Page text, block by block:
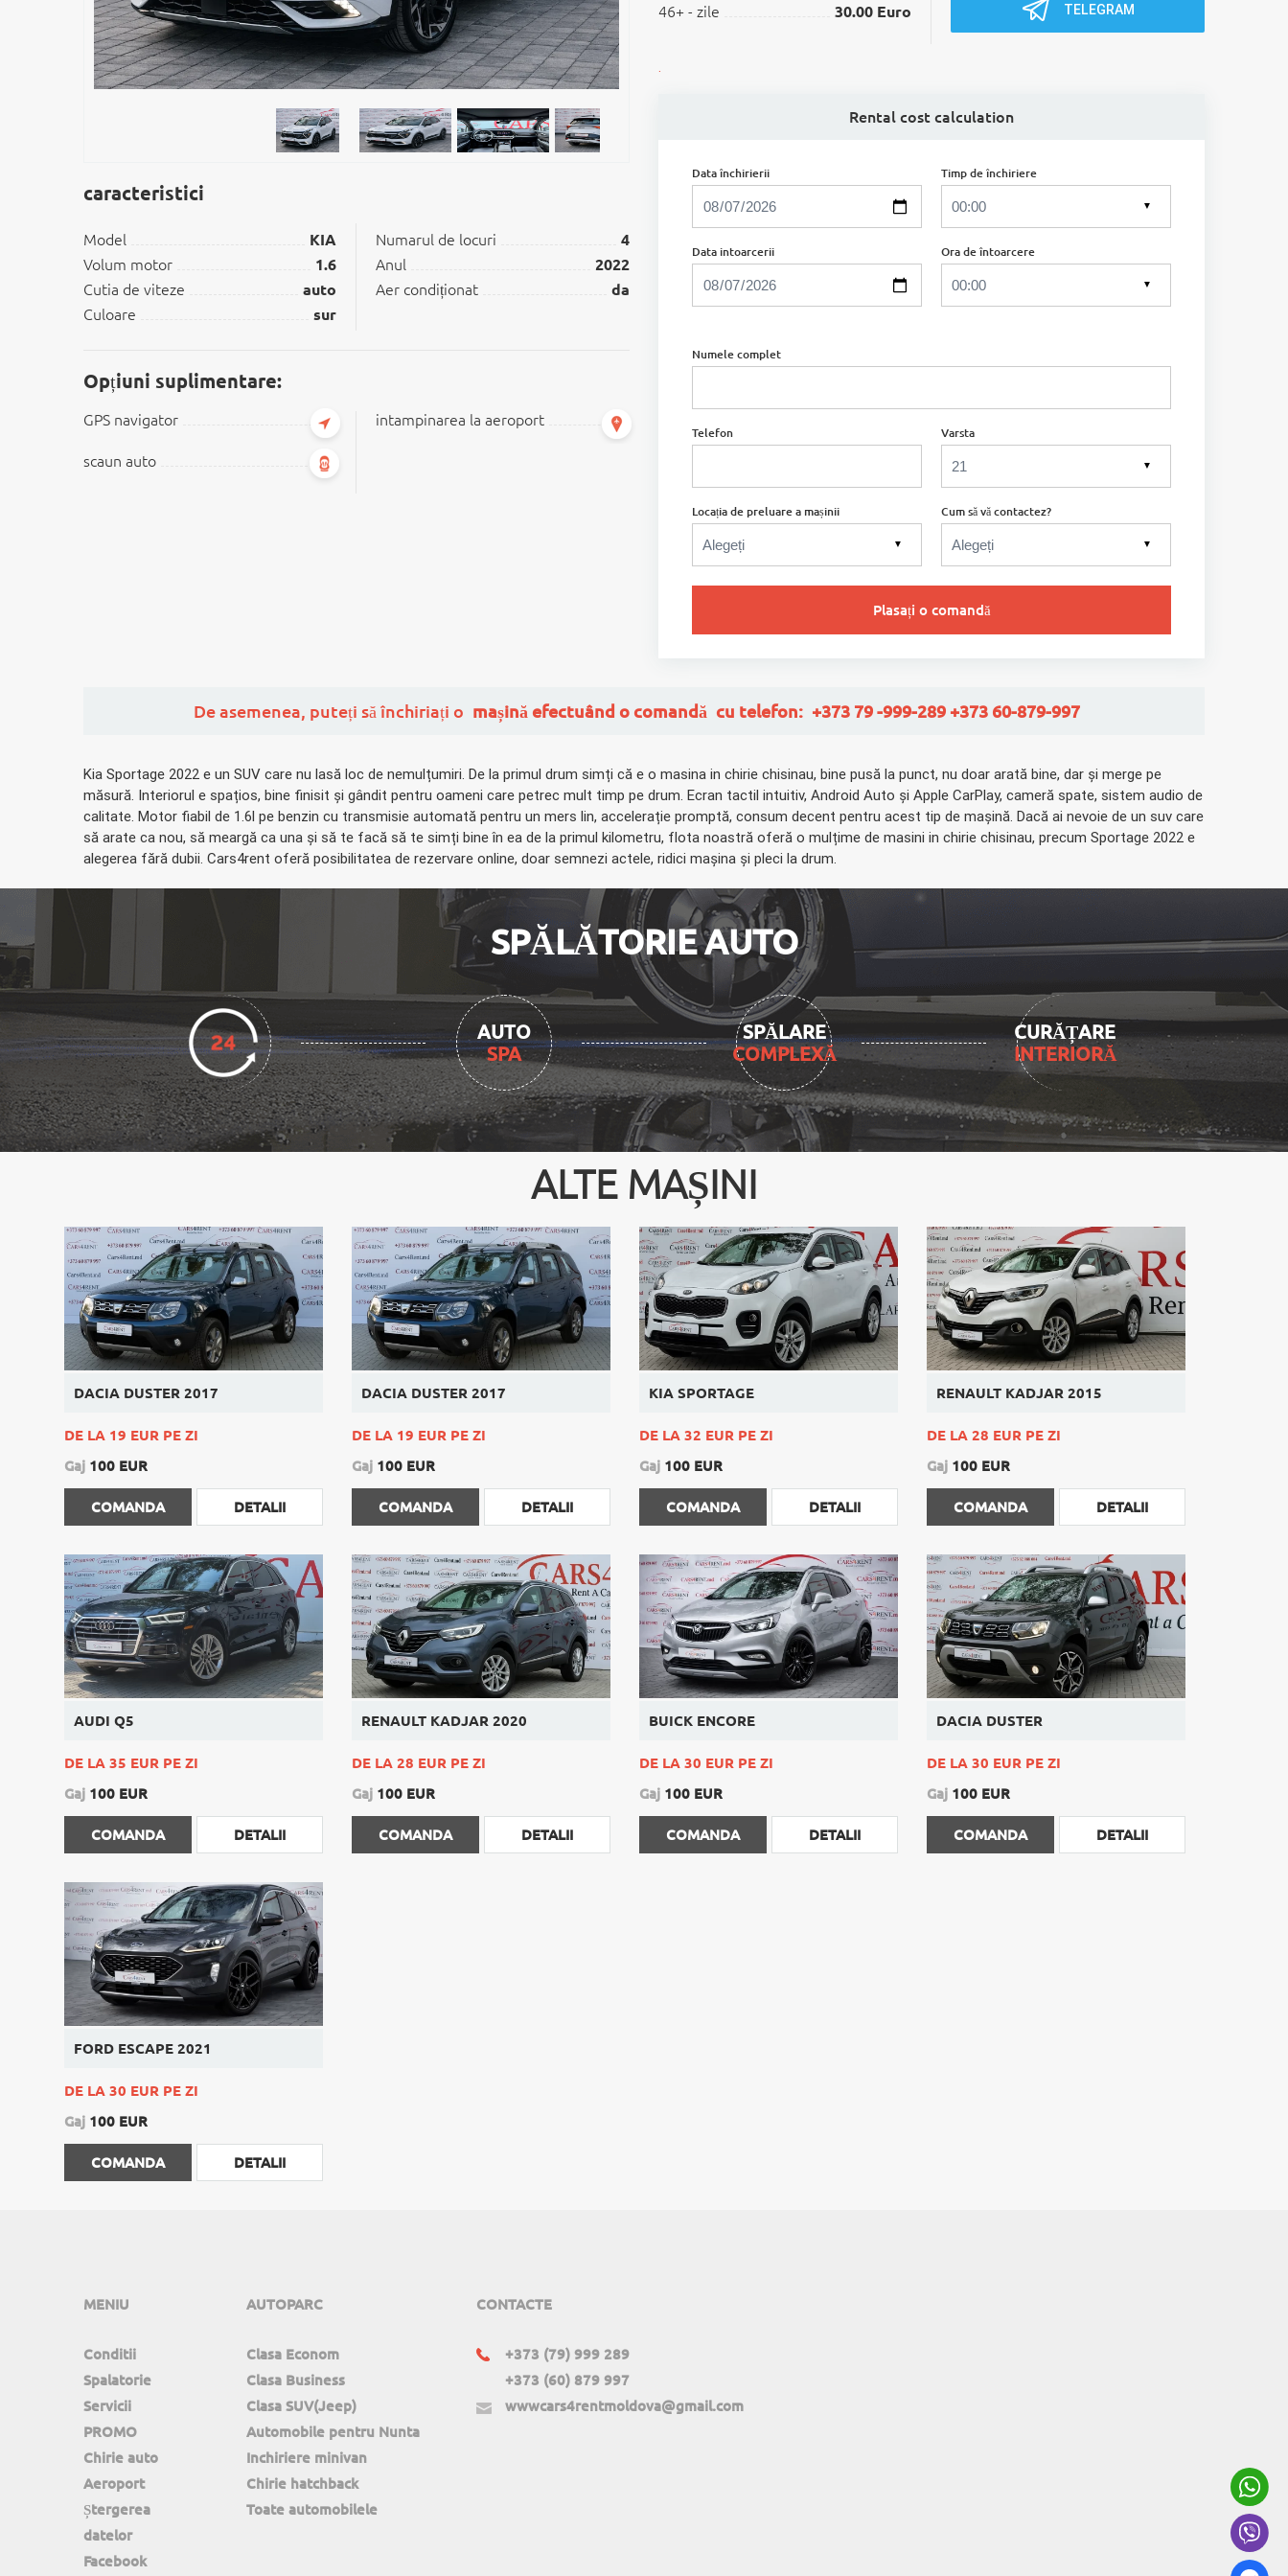
caracteristici
Model
KIA
Volum motor
1.6
Cutia de viteze
auto
Culoare
sur
Numarul de locuri
4
Anul
2022
Aer condiționat
da
Opțiuni suplimentare:
GPS navigator
scaun auto
intampinarea la aeroport
46+ - zile 30.00 Euro TELEGRAM
.
Rental cost calculation
Data închirierii Timp de închiriere
▼
Data intoarcerii Ora de întoarcere
▼
Numele complet
Telefon Varsta
▼
Locația de preluare a mașinii
▼
Cum să vă contactez?
▼
Plasați o comandă
De asemenea, puteți să închiriați o mașină efectuând o comandă cu telefon: +373 79 -999-289 +373 60-879-997
Kia Sportage 2022 e un SUV care nu lasă loc de nemulțumiri. De la primul drum simți că e o masina in chirie chisinau, bine pusă la punct, nu doar arată bine, dar și merge pe
măsură. Interiorul e spațios, bine finisit și gândit pentru oameni care petrec mult timp pe drum. Ecran tactil intuitiv, Android Auto și Apple CarPlay, cameră spate, sistem audio de
calitate. Motor fiabil de 1.6l pe benzin cu transmisie automată pentru un mers lin, accelerație promptă, consum decent pentru acest tip de mașină. Dacă ai nevoie de un suv care
să arate ca nou, să meargă ca una și să te facă să te simți bine în ea de la primul kilometru, flota noastră oferă o mulțime de masini in chirie chisinau, precum Sportage 2022 e
alegerea fără dubii. Cars4rent oferă posibilitatea de rezervare online, doar semnezi actele, ridici mașina și pleci la drum.
SPĂLĂTORIE AUTO
AUTO
SPA
SPĂLARE
COMPLEXĂ
CURĂȚARE
INTERIORĂ
ALTE MAȘINI
DACIA DUSTER 2017
DE LA 19 EUR PE ZI
Gaj 100 EUR
COMANDA DETALII
DACIA DUSTER 2017
DE LA 19 EUR PE ZI
Gaj 100 EUR
COMANDA DETALII
KIA SPORTAGE
DE LA 32 EUR PE ZI
Gaj 100 EUR
COMANDA DETALII
RENAULT KADJAR 2015
DE LA 28 EUR PE ZI
Gaj 100 EUR
COMANDA DETALII
AUDI Q5
DE LA 35 EUR PE ZI
Gaj 100 EUR
COMANDA DETALII
RENAULT KADJAR 2020
DE LA 28 EUR PE ZI
Gaj 100 EUR
COMANDA DETALII
BUICK ENCORE
DE LA 30 EUR PE ZI
Gaj 100 EUR
COMANDA DETALII
DACIA DUSTER
DE LA 30 EUR PE ZI
Gaj 100 EUR
COMANDA DETALII
FORD ESCAPE 2021
DE LA 30 EUR PE ZI
Gaj 100 EUR
COMANDA DETALII
MENIU
Conditii
Spalatorie
Servicii
PROMO
Chirie auto
Aeroport
Ștergerea
datelor
Facebook
AUTOPARC
Clasa Econom
Clasa Business
Clasa SUV(Jeep)
Automobile pentru Nunta
Inchiriere minivan
Chirie hatchback
Toate automobilele
CONTACTE
+373 (79) 999 289
+373 (60) 879 997
wwwcars4rentmoldova@gmail.com